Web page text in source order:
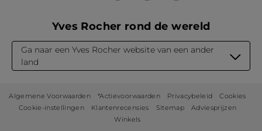
Yves Rocher rond de wereld
Ga naar een Yves Rocher website van een ander
land
Algemene Voorwaarden *Actievoorwaarden Privacybeleid
Cookies
Cookie-instellingen
Klantenrecensies Sitemap
Adviesprijzen
Winkels